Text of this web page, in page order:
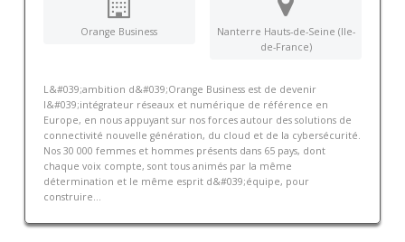
Orange Business
Nanterre Hauts-de-Seine (Ile-
de-France)
L&#039;ambition d&#039;Orange Business est de devenir
l&#039;intégrateur réseaux et numérique de référence en
Europe, en nous appuyant sur nos forces autour des solutions de
connectivité nouvelle génération, du cloud et de la cybersécurité.
Nos 30 000 femmes et hommes présents dans 65 pays, dont
chaque voix compte, sont tous animés par la même
détermination et le même esprit d&#039;équipe, pour
construire...